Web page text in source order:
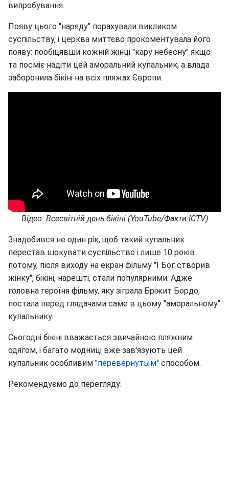
випробування.
Появу цього "наряду" порахували викликом
суспільству, і церква миттєво прокоментувала його
появу: пообіцявши кожній жінці "кару небесну" якщо
та посміє надіти цей аморальний купальник, а влада
заборонила бікіні на всіх пляжах Європи.
Відео: Всесвітній день бікіні (YouTube/Факти ICTV)
Знадобився не один рік, щоб такий купальник
перестав шокувати суспільство і лише 10 років
потому, після виходу на екран фільму "І Бог створив
жінку", бікіні, нарешті, стали популярними. Адже
головна героїня фільму, яку зіграла Бріжит Бордо,
постала перед глядачами саме в цьому "аморальному"
купальнику.
Сьогодні бікіні вважається звичайною пляжним
одягом, і багато модниці вже зав'язують цей
купальник особливим "перевернутым" способом.
Рекомендуємо до перегляду: